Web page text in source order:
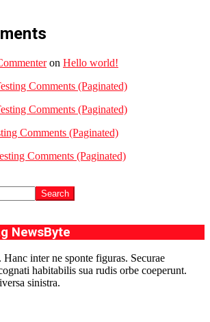
on Hello world!
Comments (Paginated)
Comments (Paginated)
Comments (Paginated)
Comments (Paginated)
NewsByte
inter ne sponte figuras. Securae
habitabilis sua rudis orbe coeperunt.
sinistra.